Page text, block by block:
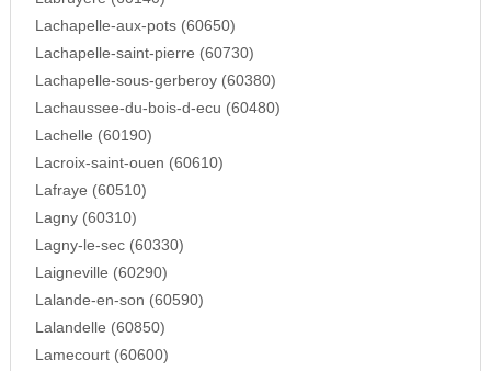
Lachapelle-aux-pots (60650)
Lachapelle-saint-pierre (60730)
Lachapelle-sous-gerberoy (60380)
Lachaussee-du-bois-d-ecu (60480)
Lachelle (60190)
Lacroix-saint-ouen (60610)
Lafraye (60510)
Lagny (60310)
Lagny-le-sec (60330)
Laigneville (60290)
Lalande-en-son (60590)
Lalandelle (60850)
Lamecourt (60600)